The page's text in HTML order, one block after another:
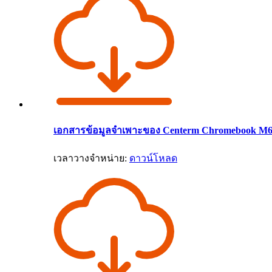
เอกสารข้อมูลจำเพาะของ Centerm Chromebook
เวลาวางจำหน่าย: ดาวน์โหลด